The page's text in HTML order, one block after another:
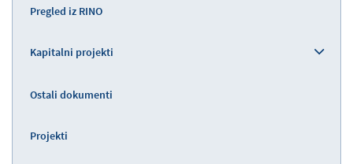
Pregled iz RINO
Kapitalni projekti
Ostali dokumenti
Projekti